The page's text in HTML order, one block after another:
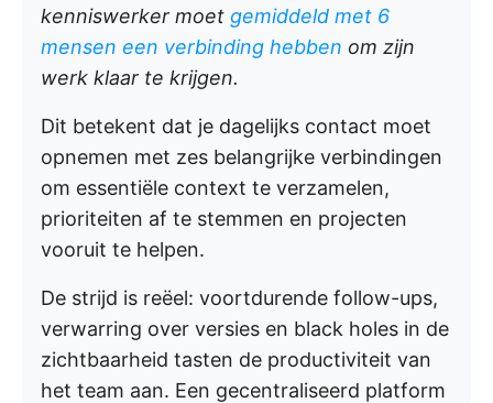
kenniswerker moet gemiddeld met 6
mensen een verbinding hebben om zijn
werk klaar te krijgen.
Dit betekent dat je dagelijks contact moet
opnemen met zes belangrijke verbindingen
om essentiële context te verzamelen,
prioriteiten af te stemmen en projecten
vooruit te helpen.
De strijd is reëel: voortdurende follow-ups,
verwarring over versies en black holes in de
zichtbaarheid tasten de productiviteit van
het team aan. Een gecentraliseerd platform